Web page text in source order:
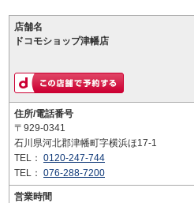
店舗名
ドコモショップ津幡店
住所/電話番号
〒929-0341
石川県河北郡津幡町字横浜ほ17-1
TEL： 0120-247-744
TEL： 076-288-7200
営業時間